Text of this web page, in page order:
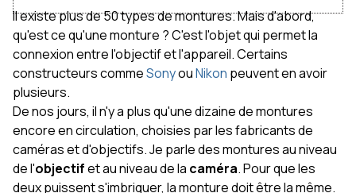
Il existe plus de 50 types de montures. Mais d'abord,
qu'est ce qu'une monture ? C'est l'objet qui permet la
connexion entre l'objectif et l'appareil. Certains
constructeurs commeSonyouNikon peuvent en avoir
plusieurs.
De nos jours, il n'y a plus qu'une dizaine de montures
encore en circulation, choisies par les fabricants de
caméras et d'objectifs. Je parle des montures au niveau
de l'objectifet au niveau de la caméra. Pour que les
deux puissent s'imbriquer, la monture doit être la même.